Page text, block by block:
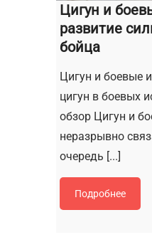
Цигун и
развитие
бойца
Цигун и боевые
цигун в боевых
обзор Цигун и
неразрывно
очередь [...]
Подробнее